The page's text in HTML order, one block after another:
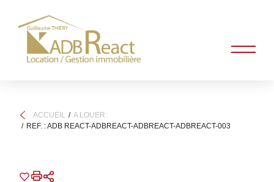
ACCUEIL
A LOUER
REF. : ADB REACT-ADBREACT-ADBREACT-ADBREACT-003